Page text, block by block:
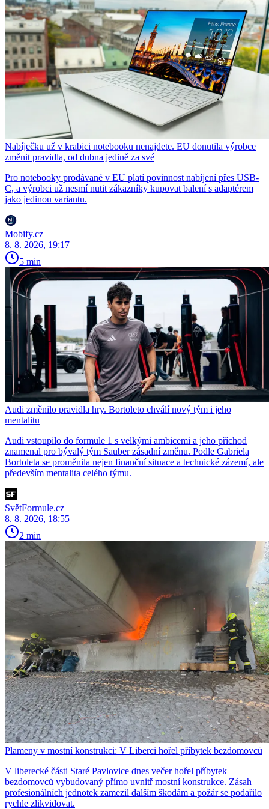
Nabíječku už v krabici notebooku nenajdete. EU donutila výrobce
změnit pravidla, od dubna jedině za své
Pro notebooky prodávané v EU platí povinnost nabíjení přes USB-
C, a výrobci už nesmí nutit zákazníky kupovat balení s adaptérem
jako jedinou variantu.
Mobify.cz
8. 8. 2026, 19:17
5 min
Audi změnilo pravidla hry. Bortoleto chválí nový tým i jeho
mentalitu
Audi vstoupilo do formule 1 s velkými ambicemi a jeho příchod
znamenal pro bývalý tým Sauber zásadní změnu. Podle Gabriela
Bortoleta se proměnila nejen finanční situace a technické zázemí, ale
především mentalita celého týmu.
SvětFormule.cz
8. 8. 2026, 18:55
2 min
Plameny v mostní konstrukci: V Liberci hořel příbytek bezdomovců
V liberecké části Staré Pavlovice dnes večer hořel příbytek
bezdomovců vybudovaný přímo uvnitř mostní konstrukce. Zásah
profesionálních jednotek zamezil dalším škodám a požár se podařilo
rychle zlikvidovat.